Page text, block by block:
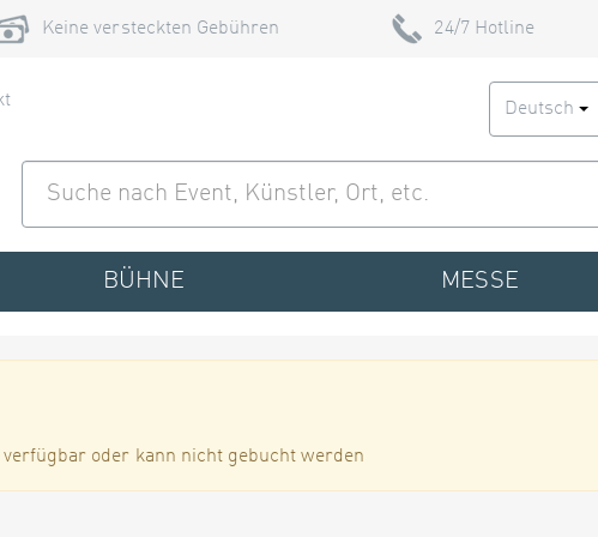
Keine versteckten Gebühren 24/7 Hotline
Deutsch
BÜHNE MESSE
oder kann nicht gebucht werden